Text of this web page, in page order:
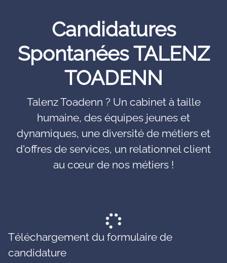
Candidatures
Spontanées TALENZ
TOADENN
Talenz Toadenn ? Un cabinet à taille
humaine, des équipes jeunes et
dynamiques, une diversité de métiers et
d'offres de services, un relationnel client
au cœur de nos métiers !
Téléchargement du formulaire de
candidature